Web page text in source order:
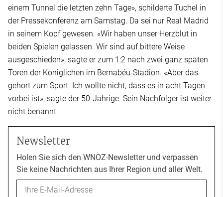
einem Tunnel die letzten zehn Tage», schilderte Tuchel in
der Pressekonferenz am Samstag. Da sei nur Real Madrid
in seinem Kopf gewesen. «Wir haben unser Herzblut in
beiden Spielen gelassen. Wir sind auf bittere Weise
ausgeschieden», sagte er zum 1:2 nach zwei ganz späten
Toren der Königlichen im Bernabéu-Stadion. «Aber das
gehört zum Sport. Ich wollte nicht, dass es in acht Tagen
vorbei ist», sagte der 50-Jährige. Sein Nachfolger ist weiter
nicht benannt.
Newsletter
Holen Sie sich den WNOZ-Newsletter und verpassen
Sie keine Nachrichten aus Ihrer Region und aller Welt.
Email